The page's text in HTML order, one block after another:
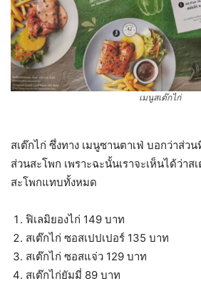
เมนูสเต๊กไก่
สเต๊กไก่ ซึ่งทาง เมนูซานตาเฟ่ บอกว่าส่ว
ส่วนสะโพก เพราะฉะนั้นเราจะเห็นได้ว่าส
สะโพกแทบทั้งหมด
ฟิเลมิยองไก่ 149 บาท
สเต๊กไก่ ซอสเปปเปอร์ 135 บาท
สเต๊กไก่ ซอสแจ่ว 129 บาท
สเต๊กไก่ยัมมี่ 89 บาท